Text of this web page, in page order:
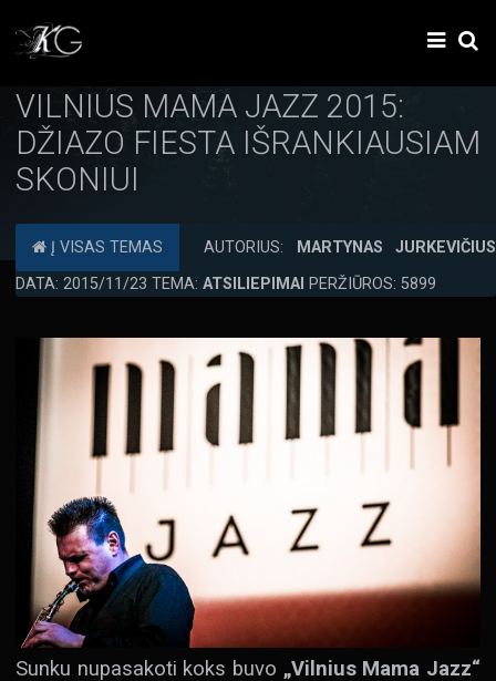
VILNIUS MAMA JAZZ 2015:
DŽIAZO FIESTA IŠRANKIAUSIAM
SKONIUI
Į VISAS TEMAS AUTORIUS:
MARTYNAS JURKEVIČIUS
DATA: 2015/11/23 TEMA: ATSILIEPIMAI PERŽIŪROS: 5899
Sunku nupasakoti koks buvo „Vilnius Mama Jazz“